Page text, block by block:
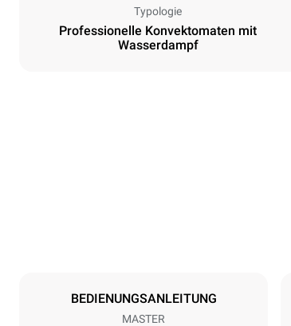
Typologie
Professionelle Konvektomaten mit
Wasserdampf
BEDIENUNGSANLEITUNG
MASTER